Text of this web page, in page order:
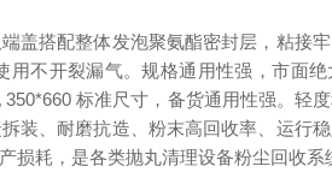
盖搭配整体发泡聚氨酯密封层，粘接
不开裂漏气。规格通用性强，市面
标准尺寸，备货通用性强。轻
装、耐磨抗造、粉末高回收率、运行
耗，是各类抛丸清理设备粉尘回收系